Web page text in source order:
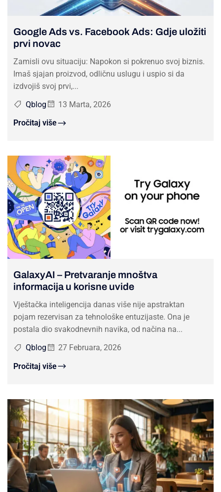
Google Ads vs. Facebook Ads: Gdje uložiti
prvi novac
Zamisli ovu situaciju: Napokon si pokrenuo svoj biznis.
Imaš sjajan proizvod, odličnu uslugu i uspio si da
izdvojiš svoj prvi,...
Qblog
13 Marta, 2026
Pročitaj više
GalaxyAI – Pretvaranje mnoštva
informacija u korisne uvide
Vještačka inteligencija danas više nije apstraktan
pojam rezervisan za tehnološke entuzijaste. Ona je
postala dio svakodnevnih navika, od načina na...
Qblog
27 Februara, 2026
Pročitaj više